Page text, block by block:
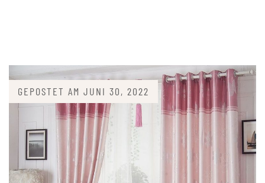
GEPOSTET AM JUNI 30, 2022